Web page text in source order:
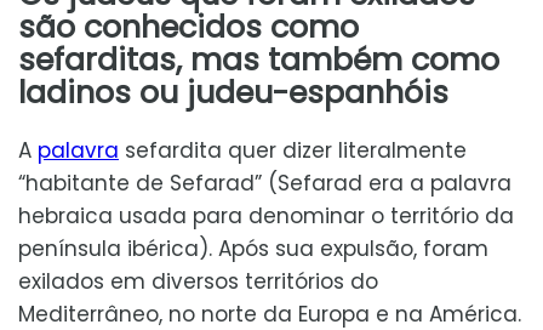
são conhecidos como
sefarditas, mas também como
ladinos ou judeu-espanhóis
A palavra sefardita quer dizer literalmente
“habitante de Sefarad” (Sefarad era a palavra
hebraica usada para denominar o território da
península ibérica). Após sua expulsão, foram
exilados em diversos territórios do
Mediterrâneo, no norte da Europa e na América.